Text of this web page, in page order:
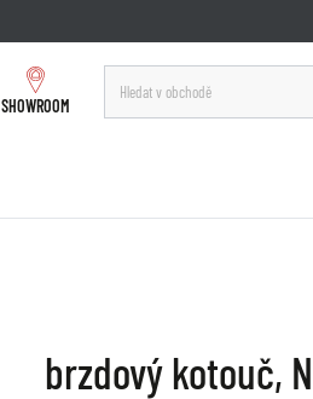
SHOWROOM
brzdový kotouč,